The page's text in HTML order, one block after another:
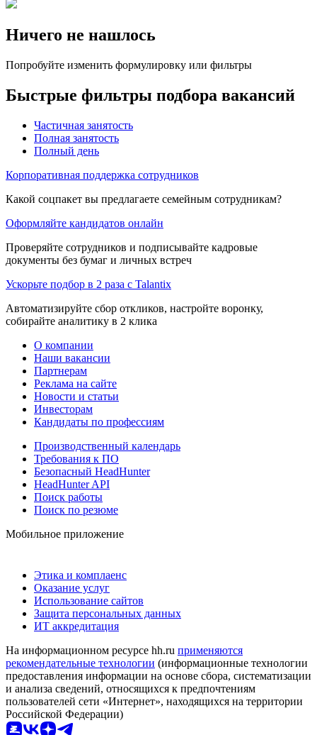
Ничего не нашлось
Попробуйте изменить формулировку или фильтры
Быстрые фильтры подбора вакансий
Частичная занятость
Полная занятость
Полный день
Корпоративная поддержка сотрудников
Какой соцпакет вы предлагаете семейным сотрудникам?
Оформляйте кандидатов онлайн
Проверяйте сотрудников и подписывайте кадровые
документы без бумаг и личных встреч
Ускорьте подбор в 2 раза с Talantix
Автоматизируйте сбор откликов, настройте воронку,
собирайте аналитику в 2 клика
О компании
Наши вакансии
Партнерам
Реклама на сайте
Новости и статьи
Инвесторам
Кандидаты по профессиям
Производственный календарь
Требования к ПО
Безопасный HeadHunter
HeadHunter API
Поиск работы
Поиск по резюме
Мобильное приложение
Этика и комплаенс
Оказание услуг
Использование сайтов
Защита персональных данных
ИТ аккредитация
На информационном ресурсе hh.ru применяются
рекомендательные технологии (информационные технологии
предоставления информации на основе сбора, систематизации
и анализа сведений, относящихся к предпочтениям
пользователей сети «Интернет», находящихся на территории
Российской Федерации)